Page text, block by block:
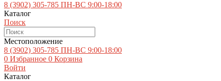
8 (3902) 305-785 ПН-ВС 9:00-18:00
Каталог
Поиск
Местоположение
8 (3902) 305-785 ПН-ВС 9:00-18:00
0 Избранное 0 Корзина
Войти
Каталог